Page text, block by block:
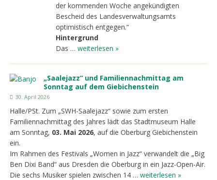
der kommenden Woche angekündigten
Bescheid des Landesverwaltungsamts
optimistisch entgegen.“
Hintergrund
Das … weiterlesen »
„Saalejazz“ und Familiennachmittag am
Sonntag auf dem Giebichenstein
30. April 2026
Halle/PSt. Zum „SWH-Saalejazz“ sowie zum ersten
Familiennachmittag des Jahres lädt das Stadtmuseum Halle
am Sonntag, 03. Mai 2026, auf die Oberburg Giebichenstein
ein.
Im Rahmen des Festivals „Women in Jazz“ verwandelt die „Big
Ben Dixi Band“ aus Dresden die Oberburg in ein Jazz-Open-Air.
Die sechs Musiker spielen zwischen 14 … weiterlesen »